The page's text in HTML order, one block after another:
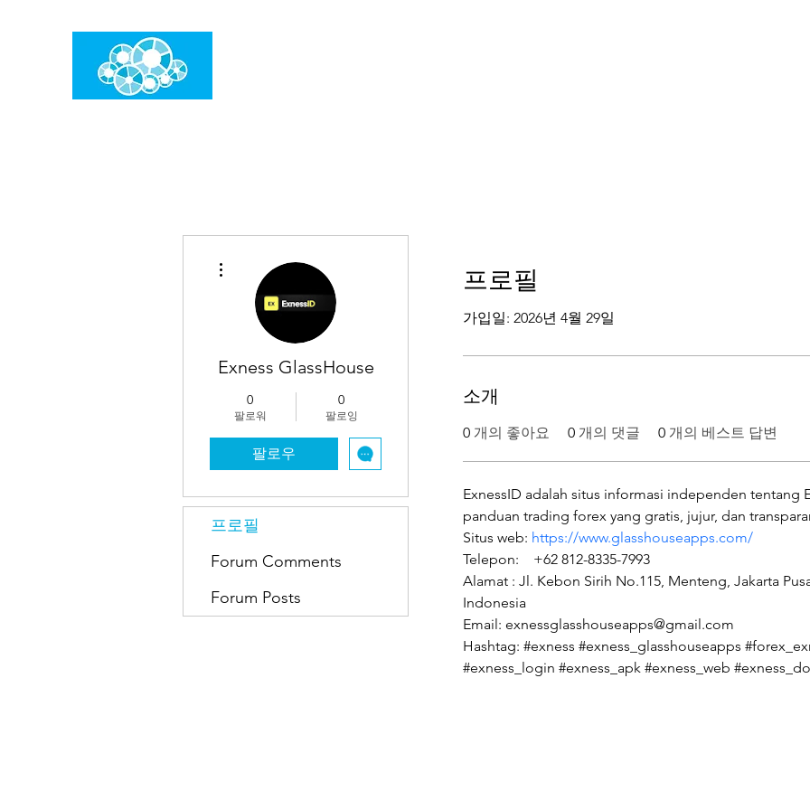
프로필
가입일: 2026년 4월 29일
소개
0 개의 좋아요 0 개의 댓글 0 개의 베스트 답변
ExnessID adalah situs informasi independen tentang
panduan trading forex yang gratis, jujur, dan
Situs web: https://www.glasshouseapps.com/
Telepon:    +62 812-8335-7993
Alamat : Jl. Kebon Sirih No.115, Menteng, Jakarta
Indonesia
Email: exnessglasshouseapps@gmail.com
Hashtag: #exness #exness_glasshouseapps
#exness_login #exness_apk #exness_web
Exness GlassHouse
0
팔로워
0
팔로잉
팔로우
프로필
Forum Comments
Forum Posts